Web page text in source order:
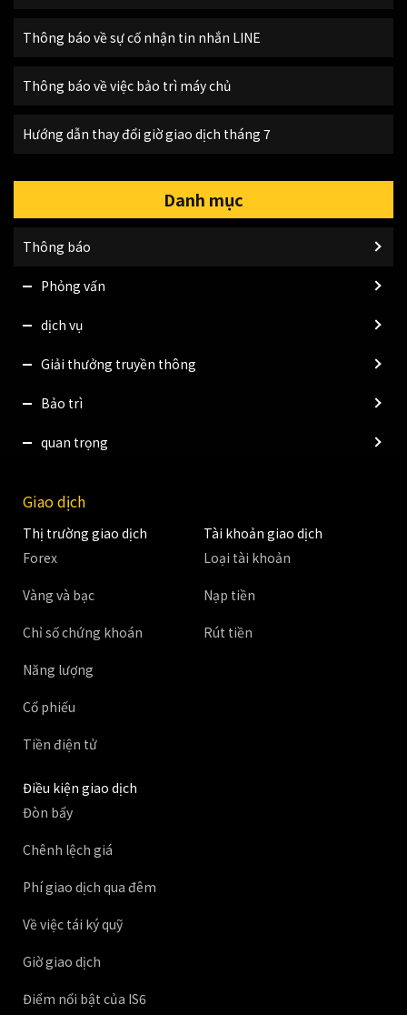
Thông báo về sự cố nhận tin nhắn LINE
Thông báo về việc bảo trì máy chủ
Hướng dẫn thay đổi giờ giao dịch tháng 7
Danh mục
Thông báo
Phỏng vấn
dịch vụ
Giải thưởng truyền thông
Bảo trì
quan trọng
Giao dịch
Thị trường giao dịch
Forex
Vàng và bạc
Chỉ số chứng khoán
Năng lượng
Cổ phiếu
Tiền điện tử
Tài khoản giao dịch
Loại tài khoản
Nạp tiền
Rút tiền
Điều kiện giao dịch
Đòn bẩy
Chênh lệch giá
Phí giao dịch qua đêm
Về việc tái ký quỹ
Giờ giao dịch
Điểm nổi bật của IS6